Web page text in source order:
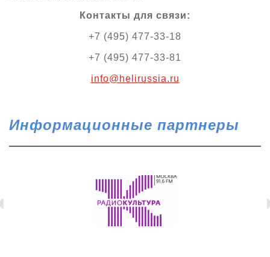
Контакты для связи:
+7 (495) 477-33-18
+7 (495) 477-33-81
info@helirussia.ru
Информационные партнеры